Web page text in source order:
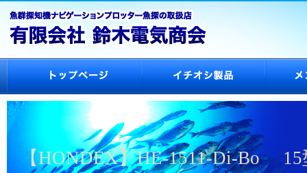
【HONDEX】HE-1511-Di-Bo